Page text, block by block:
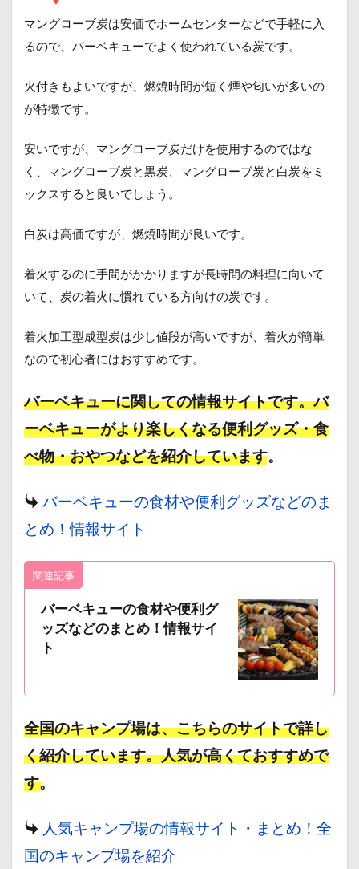
マングローブ炭は安価でホームセンターなどで手軽に入
るので、バーベキューでよく使われている炭です。
火付きもよいですが、燃焼時間が短く煙や匂いが多いの
が特徴です。
安いですが、マングローブ炭だけを使用するのではな
く、マングローブ炭と黒炭、マングローブ炭と白炭をミ
ックスすると良いでしょう。
白炭は高価ですが、燃焼時間が良いです。
着火するのに手間がかかりますが長時間の料理に向いて
いて、炭の着火に慣れている方向けの炭です。
着火加工型成型炭は少し値段が高いですが、着火が簡単
なので初心者にはおすすめです。
バーベキューに関しての情報サイトです。バ
ーベキューがより楽しくなる便利グッズ・食
べ物・おやつなどを紹介しています。
バーベキューの食材や便利グッズなどのま
とめ！情報サイト
関連記事
バーベキューの食材や便利グ
ッズなどのまとめ！情報サイ
ト
全国のキャンプ場は、こちらのサイトで詳し
く紹介しています。人気が高くておすすめで
す。
人気キャンプ場の情報サイト・まとめ！全
国のキャンプ場を紹介